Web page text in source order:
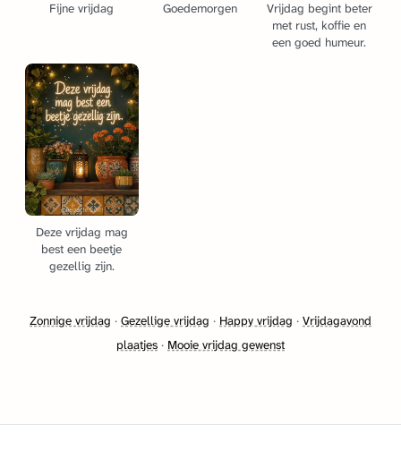
Fijne vrijdag Goedemorgen
Vrijdag begint beter
met rust, koffie en
een goed humeur.
Deze vrijdag mag
best een beetje
gezellig zijn.
Zonnige vrijdag · Gezellige vrijdag · Happy vrijdag · Vrijdagavond
plaatjes · Mooie vrijdag gewenst